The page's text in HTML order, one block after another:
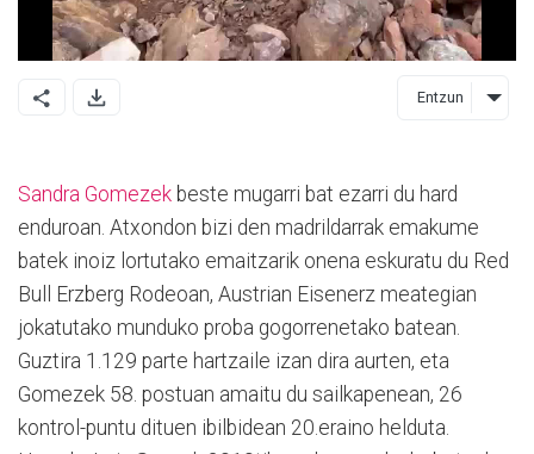
Entzun
Sandra Gomezek beste mugarri bat ezarri du hard
enduroan. Atxondon bizi den madrildarrak emakume
batek inoiz lortutako emaitzarik onena eskuratu du Red
Bull Erzberg Rodeoan, Austrian Eisenerz meategian
jokatutako munduko proba gogorrenetako batean.
Guztira 1.129 parte hartzaile izan dira aurten, eta
Gomezek 58. postuan amaitu du sailkapenean, 26
kontrol-puntu dituen ibilbidean 20.eraino helduta.